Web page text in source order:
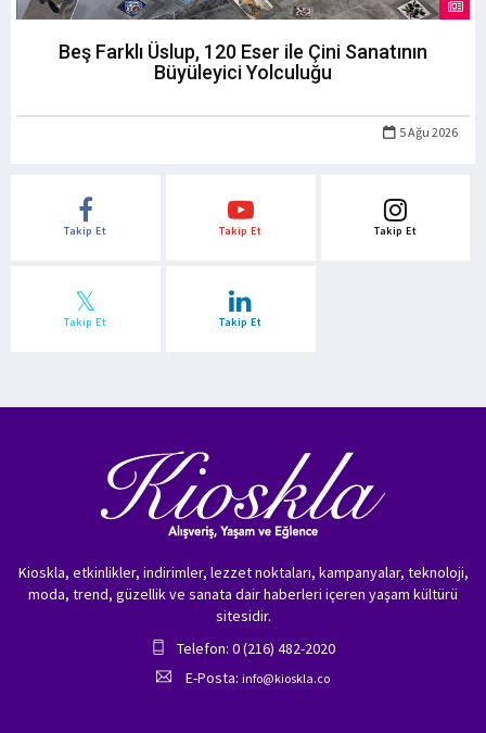
Beş Farklı Üslup, 120 Eser ile Çini Sanatının
Büyüleyici Yolculuğu
5 Ağu 2026
Takip Et Takip Et Takip Et
Takip Et Takip Et
Kioskla, etkinlikler, indirimler, lezzet noktaları, kampanyalar, teknoloji,
moda, trend, güzellik ve sanata dair haberleri içeren yaşam kültürü
sitesidir.
Telefon: 0 (216) 482-2020
E-Posta: info@kioskla.co